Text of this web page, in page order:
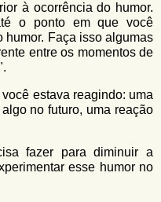
à ocorrência do humor.
o ponto em que você
humor. Faça isso algumas
entre os momentos de
estava reagindo: uma
no futuro, uma reação
fazer para diminuir a
esse humor no